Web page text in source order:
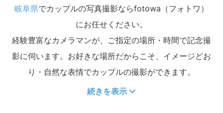
岐阜県でカップルの写真撮影ならfotowa（フォトワ）
にお任せください。
経験豊富なカメラマンが、ご指定の場所・時間で記念撮
影に伺います。お好きな場所だからこそ、イメージどお
り・自然な表情でカップルの撮影ができます。
続きを表示